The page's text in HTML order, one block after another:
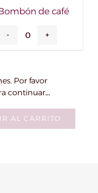
de café
Bombón
cantidad
Por favor
continuar…
AL CARRITO